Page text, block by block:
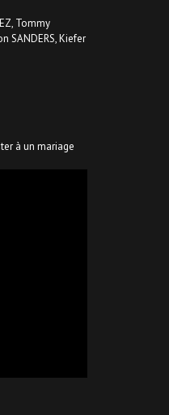
Tommy
SANDERS, Kiefer
à un mariage